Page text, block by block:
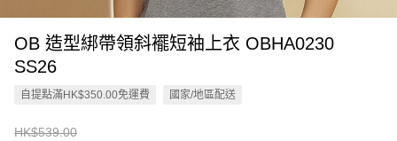
OB 造型綁帶領斜襬短袖上衣 OBHA0230
SS26
自提點滿HK$350.00免運費 國家/地區配送
HK$539.00